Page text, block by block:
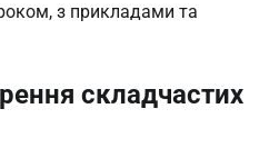
з прикладами та
складчастих